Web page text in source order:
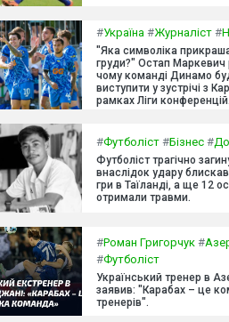
#Україна #Журналіст #
"Яка символіка
груди?" Остап Маркевич
чому команді Динамо
виступити у зустрічі з
рамках Ліги конференцій.
#Футболіст #Бізнес #
Футболіст трагічно
внаслідок удару
гри в Таїланді, а ще 12
отримали травми.
#Роман Григорчук #
#Футболіст
Український тренер в
заявив: "Карабах – це
тренерів".